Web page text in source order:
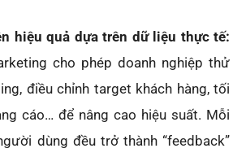
hiệu quả dựa trên dữ liệu thực tế:
cho phép doanh nghiệp thử
điều chỉnh target khách hàng, tối
cáo… để nâng cao hiệu suất. Mỗi
dùng đều trở thành “feedback”